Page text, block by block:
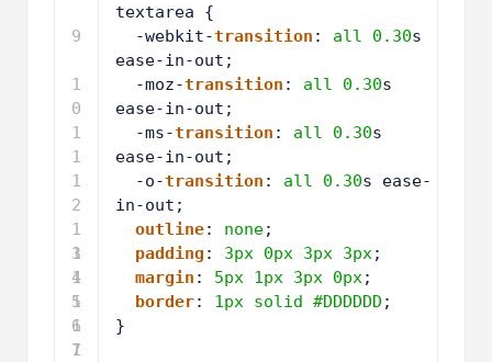
9
1
0
1
1
1
2
1
3
1
4
1
5
1
6
1
7
1
textarea {
-webkit-transition : all 0.30s
ease-in-out;
-moz-transition : all 0.30s
ease-in-out;
-ms-transition : all 0.30s
ease-in-out;
-o-transition : all 0.30s ease-
in-out;
outline: none;
padding : 3px 0px 3px 3px;
margin : 5px 1px 3px 0px;
border: 1px solid #DDDDDD ;
}